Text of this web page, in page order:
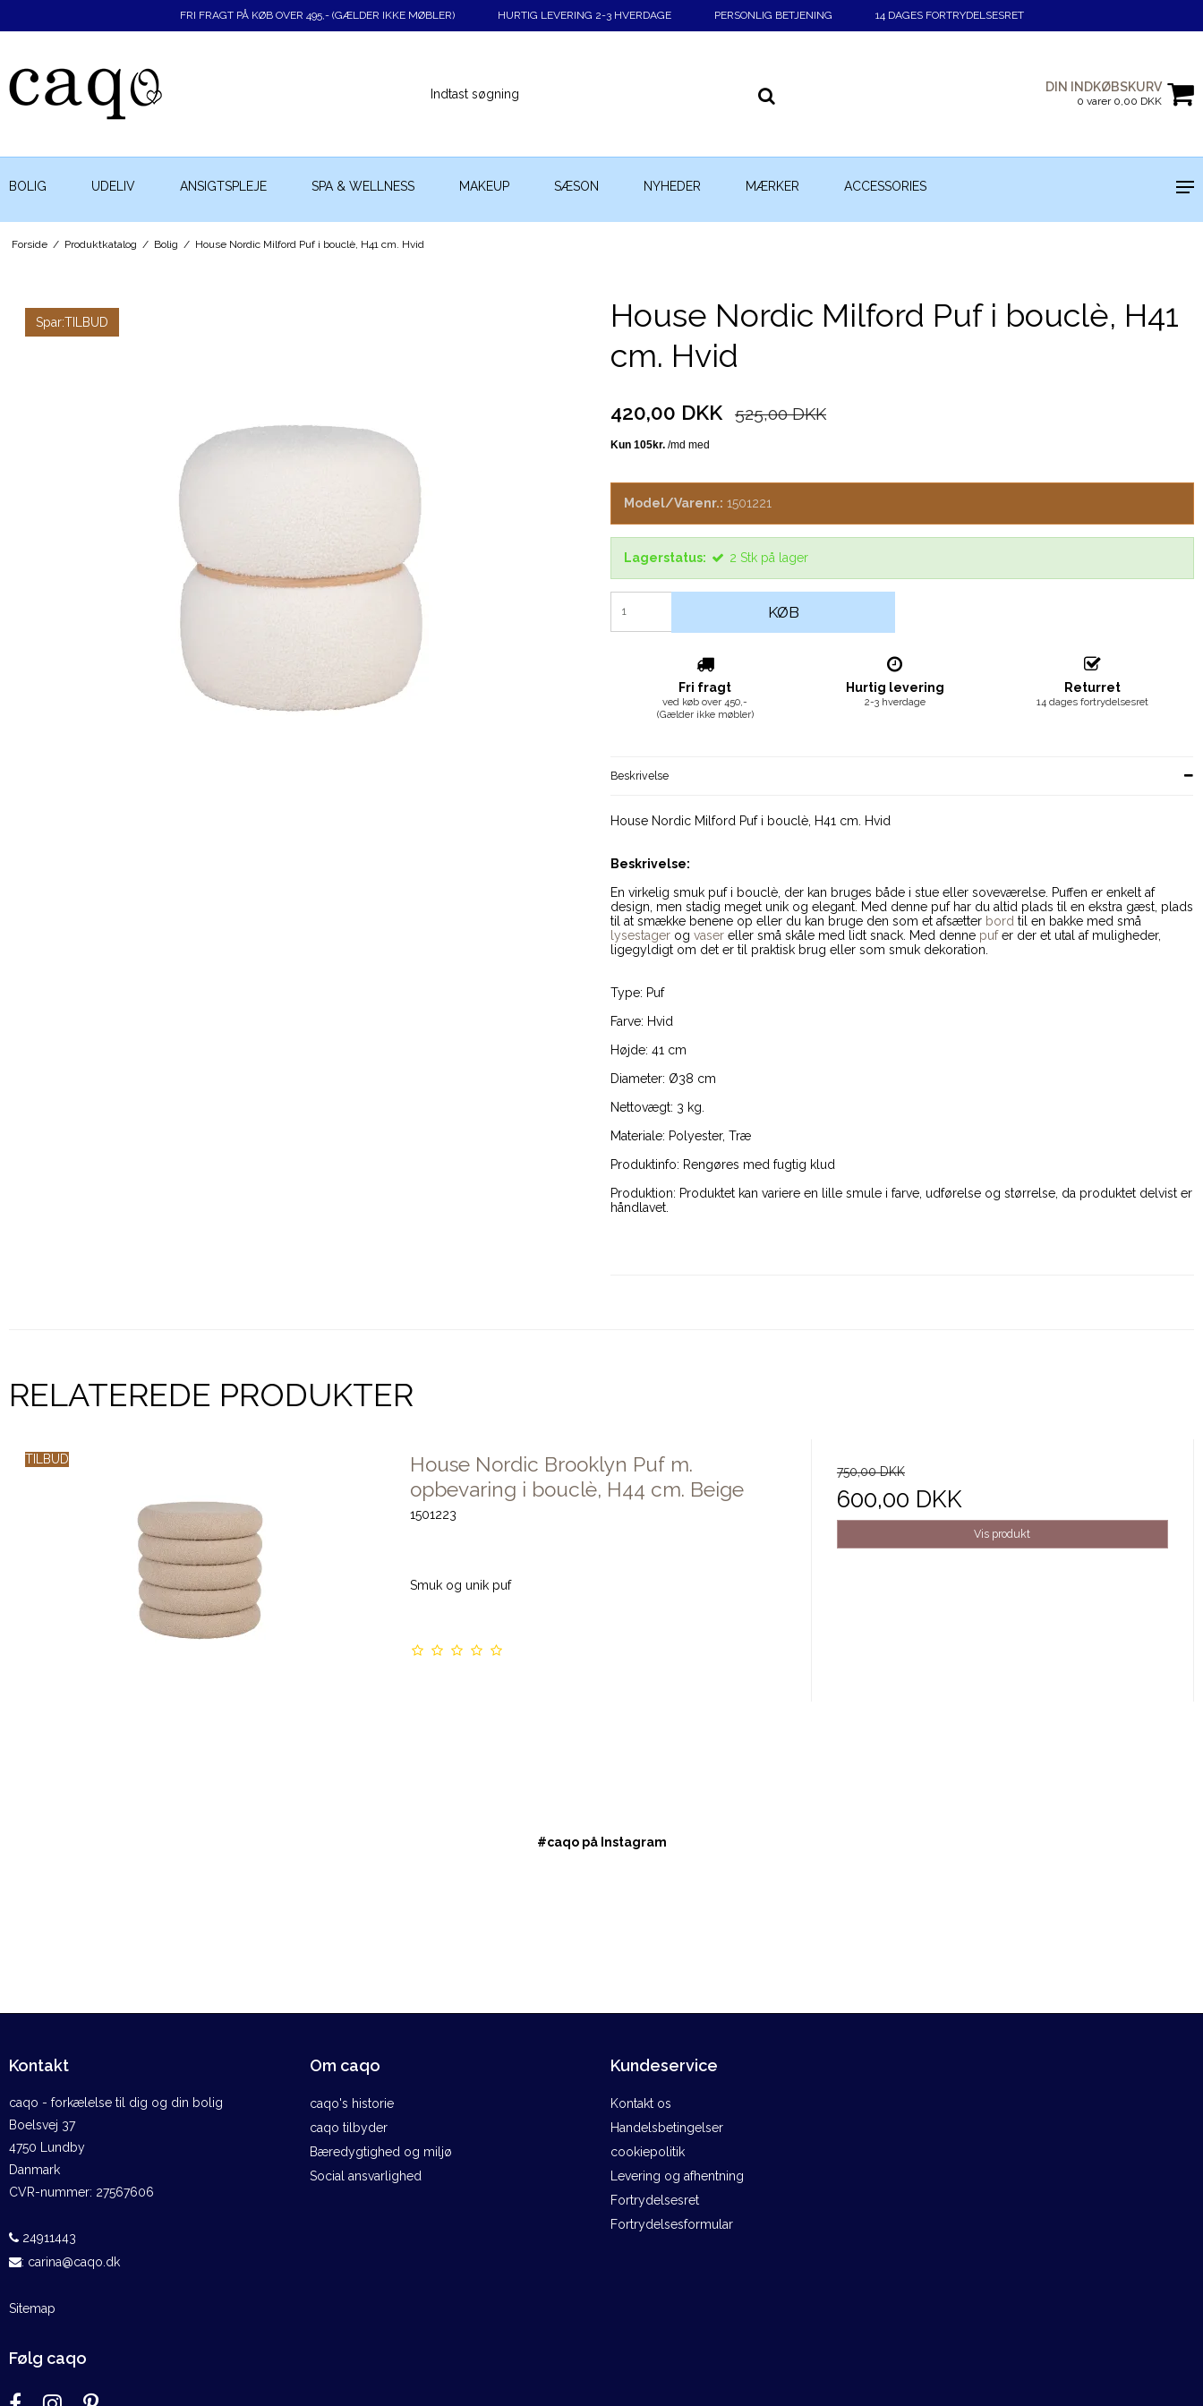
FRI FRAGT PÅ KØB OVER 495,- (GÆLDER IKKE MØBLER) HURTIG LEVERING 2-3 HVERDAGE PERSONLIG BETJENING 14 DAGES FORTRYDELSESRET
DIN INDKØBSKURV
0 varer 0,00 DKK
BOLIG UDELIV ANSIGTSPLEJE SPA & WELLNESS MAKEUP SÆSON NYHEDER MÆRKER ACCESSORIES
Forside / Produktkatalog / Bolig / House Nordic Milford Puf i bouclè, H41 cm. Hvid
Spar:TILBUD
House Nordic Milford Puf i bouclè, H41
cm. Hvid
420,00 DKK 525,00 DKK
Model/Varenr.: 1501221
Lagerstatus: 2 Stk på lager
KØB
Fri fragt
ved køb over 450,-
(Gælder ikke møbler)
Hurtig levering
2-3 hverdage
Returret
14 dages fortrydelsesret
Beskrivelse
House Nordic Milford Puf i bouclè, H41 cm. Hvid
Beskrivelse:
En virkelig smuk puf i bouclè, der kan bruges både i stue eller soveværelse. Puffen er enkelt af
design, men stadig meget unik og elegant. Med denne puf har du altid plads til en ekstra gæst, plads
til at smække benene op eller du kan bruge den som et afsætter bord til en bakke med små
lysestager og vaser eller små skåle med lidt snack. Med denne pufer der et utal af muligheder,
ligegyldigt om det er til praktisk brug eller som smuk dekoration.
Type: Puf
Farve: Hvid
Højde: 41 cm
Diameter: Ø38 cm
Nettovægt: 3 kg.
Materiale: Polyester, Træ
Produktinfo: Rengøres med fugtig klud
Produktion: Produktet kan variere en lille smule i farve, udførelse og størrelse, da produktet delvist er
håndlavet.
RELATEREDE PRODUKTER
TILBUD
House Nordic Brooklyn Puf m.
opbevaring i bouclè, H44 cm. Beige
1501223
Smuk og unik puf
750,00 DKK
600,00 DKK
Vis produkt
#caqo på Instagram
Kontakt
caqo - forkælelse til dig og din bolig
Boelsvej 37
4750 Lundby
Danmark
CVR-nummer: 27567606
24911443
: carina@caqo.dk
Sitemap
Følg caqo
Om caqo
caqo's historie
caqo tilbyder
Bæredygtighed og miljø
Social ansvarlighed
Kundeservice
Kontakt os
Handelsbetingelser
cookiepolitik
Levering og afhentning
Fortrydelsesret
Fortrydelsesformular